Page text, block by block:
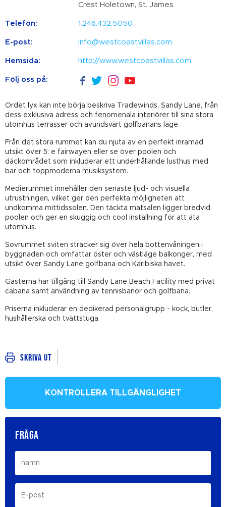
Crest Holetown, St. James
Telefon: 1.246.432.5050
E-post: info@westcoastvillas.com
Hemsida: http://www.westcoastvillas.com
Följ oss på:
Ordet lyx kan inte börja beskriva Tradewinds, Sandy Lane, från
dess exklusiva adress och fenomenala interiörer till sina stora
utomhus terrasser och avundsvärt golfbanans läge.
Från det stora rummet kan du njuta av en perfekt inramad
utsikt över 5: e fairwayen eller se över poolen och
däckområdet som inkluderar ett underhållande lusthus med
bar och toppmoderna musiksystem.
Medierummet innehåller den senaste ljud- och visuella
utrustningen, vilket ger den perfekta möjligheten att
undkomma mittidssolen. Den täckta matsalen ligger bredvid
poolen och ger en skuggig och cool inställning för att äta
utomhus.
Sovrummet sviten sträcker sig över hela bottenvåningen i
byggnaden och omfattar öster och västläge balkonger, med
utsikt över Sandy Lane golfbana och Karibiska havet.
Gästerna har tillgång till Sandy Lane Beach Facility med privat
cabana samt användning av tennisbanor och golfbana.
Priserna inkluderar en dedikerad personalgrupp - kock, butler,
hushållerska och tvättstuga.
Skriva ut
KONTROLLERA TILLGÄNGLIGHET
FRÅGA